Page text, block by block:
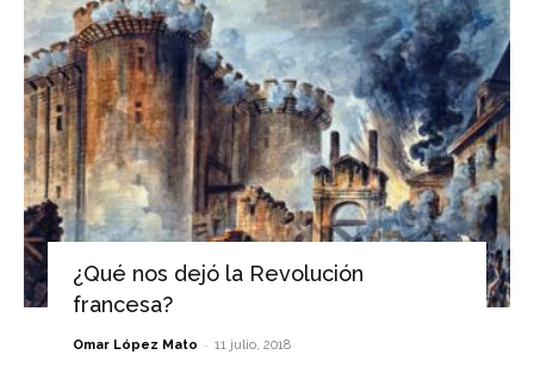
¿Qué nos dejó la Revolución
francesa?
Omar López Mato - 11 julio, 2018